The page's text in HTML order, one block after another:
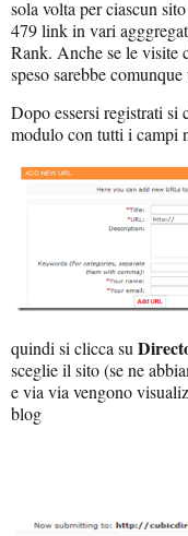
sola volta per ciascun
479 link in vari
Rank. Anche se le visite
speso sarebbe
Dopo essersi registrati si
modulo con tutti i campi
quindi si clicca su
sceglie il sito (se ne
e via via vengono
blog